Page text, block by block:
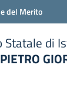
del Merito
di